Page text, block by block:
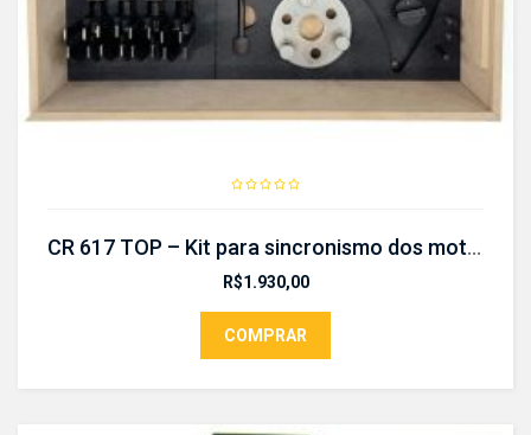
CR 617 TOP – Kit para sincronismo dos motores
R$1.930,00
COMPRAR